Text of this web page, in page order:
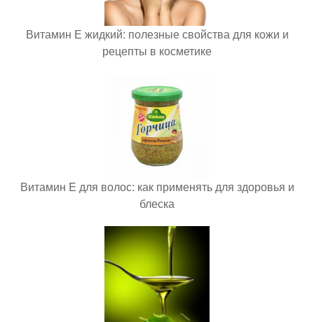
Витамин Е жидкий: полезные свойства для кожи и
рецепты в косметике
Витамин E для волос: как применять для здоровья и
блеска